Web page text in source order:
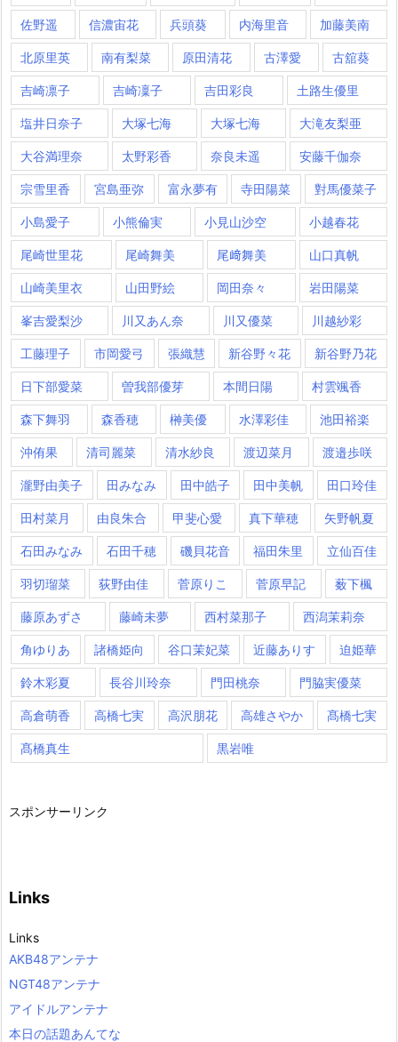
佐野遥 信濃宙花 兵頭葵 内海里音 加藤美南
北原里英 南有梨菜 原田清花 古澤愛 古舘葵
吉崎凛子 吉崎凜子 吉田彩良 土路生優里
塩井日奈子 大塚七海 大塚七海​ 大滝友梨亜
大谷満理奈 太野彩香 奈良未遥 安藤千伽奈
宗雪里香 宮島亜弥 富永夢有 寺田陽菜 對馬優菜子
小島愛子 小熊倫実 小見山沙空 小越春花
尾崎世里花 尾崎舞美 尾﨑舞美 山口真帆
山崎美里衣 山田野絵 岡田奈々 岩田陽菜
峯吉愛梨沙 川又あん奈 川又優菜 川越紗彩
工藤理子 市岡愛弓 張織慧 新谷野々花 新谷野乃花
日下部愛菜 曽我部優芽 本間日陽 村雲颯香
森下舞羽 森香穂 榊美優 水澤彩佳 池田裕楽
沖侑果 清司麗菜 清水紗良 渡辺菜月 渡邉歩咲
瀧野由美子 田みなみ 田中皓子 田中美帆 田口玲佳
田村菜月 由良朱合 甲斐心愛 真下華穂 矢野帆夏
石田みなみ 石田千穂 磯貝花音 福田朱里 立仙百佳
羽切瑠菜 荻野由佳 菅原りこ 菅原早記 薮下楓
藤原あずさ 藤崎未夢 西村菜那子 西潟茉莉奈
角ゆりあ 諸橋姫向 谷口茉妃菜 近藤ありす 迫姫華
鈴木彩夏 長谷川玲奈 門田桃奈 門脇実優菜
高倉萌香 高橋七実 高沢朋花 高雄さやか 髙橋七実
髙橋真生 黒岩唯
スポンサーリンク
Links
Links
AKB48アンテナ
NGT48アンテナ
アイドルアンテナ
本日の話題あんてな